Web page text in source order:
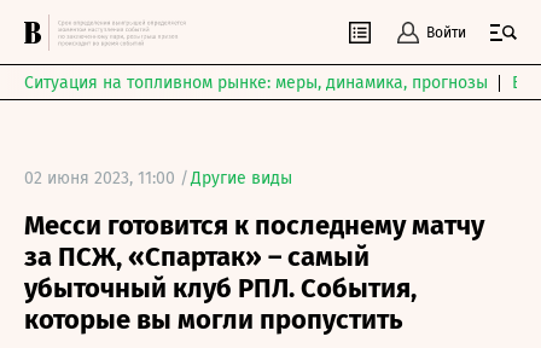
Войти
Ситуация на топливном рынке: меры, динамика, прогнозы
02 июня 2023, 11:00 /Другие виды
Месси готовится к последнему матчу
за ПСЖ, «Спартак» – самый
убыточный клуб РПЛ. События,
которые вы могли пропустить